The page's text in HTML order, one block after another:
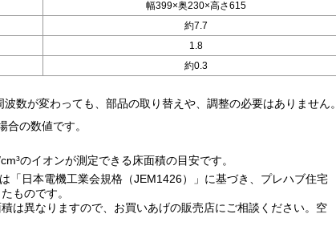
幅399×奥230×高さ615
約7.7
1.8
約0.3
数が変わっても、部品の取り替えや、調整の必要はありません。
の数値です。
のイオンが測定できる床面積の目安です。
「日本電機工業会規格（JEM1426）」に基づき、プレハブ住宅
ものです。
は異なりますので、お買いあげの販売店にご相談ください。空